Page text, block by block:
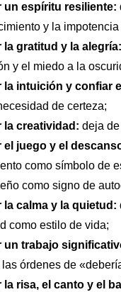
un espíritu resiliente:
y la
la gratitud y la alegría:
y el miedo a la
la intuición y confiar
de certeza;
la creatividad: deja
el juego y el
como símbolo de
como signo de
la calma y la quietud:
como estilo de vida;
un trabajo
órdenes de
la risa, el canto y el